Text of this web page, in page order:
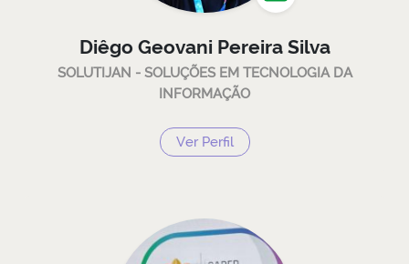
Diêgo Geovani Pereira Silva
SOLUTIJAN - SOLUÇÕES EM TECNOLOGIA DA
INFORMAÇÃO
Ver Perfil